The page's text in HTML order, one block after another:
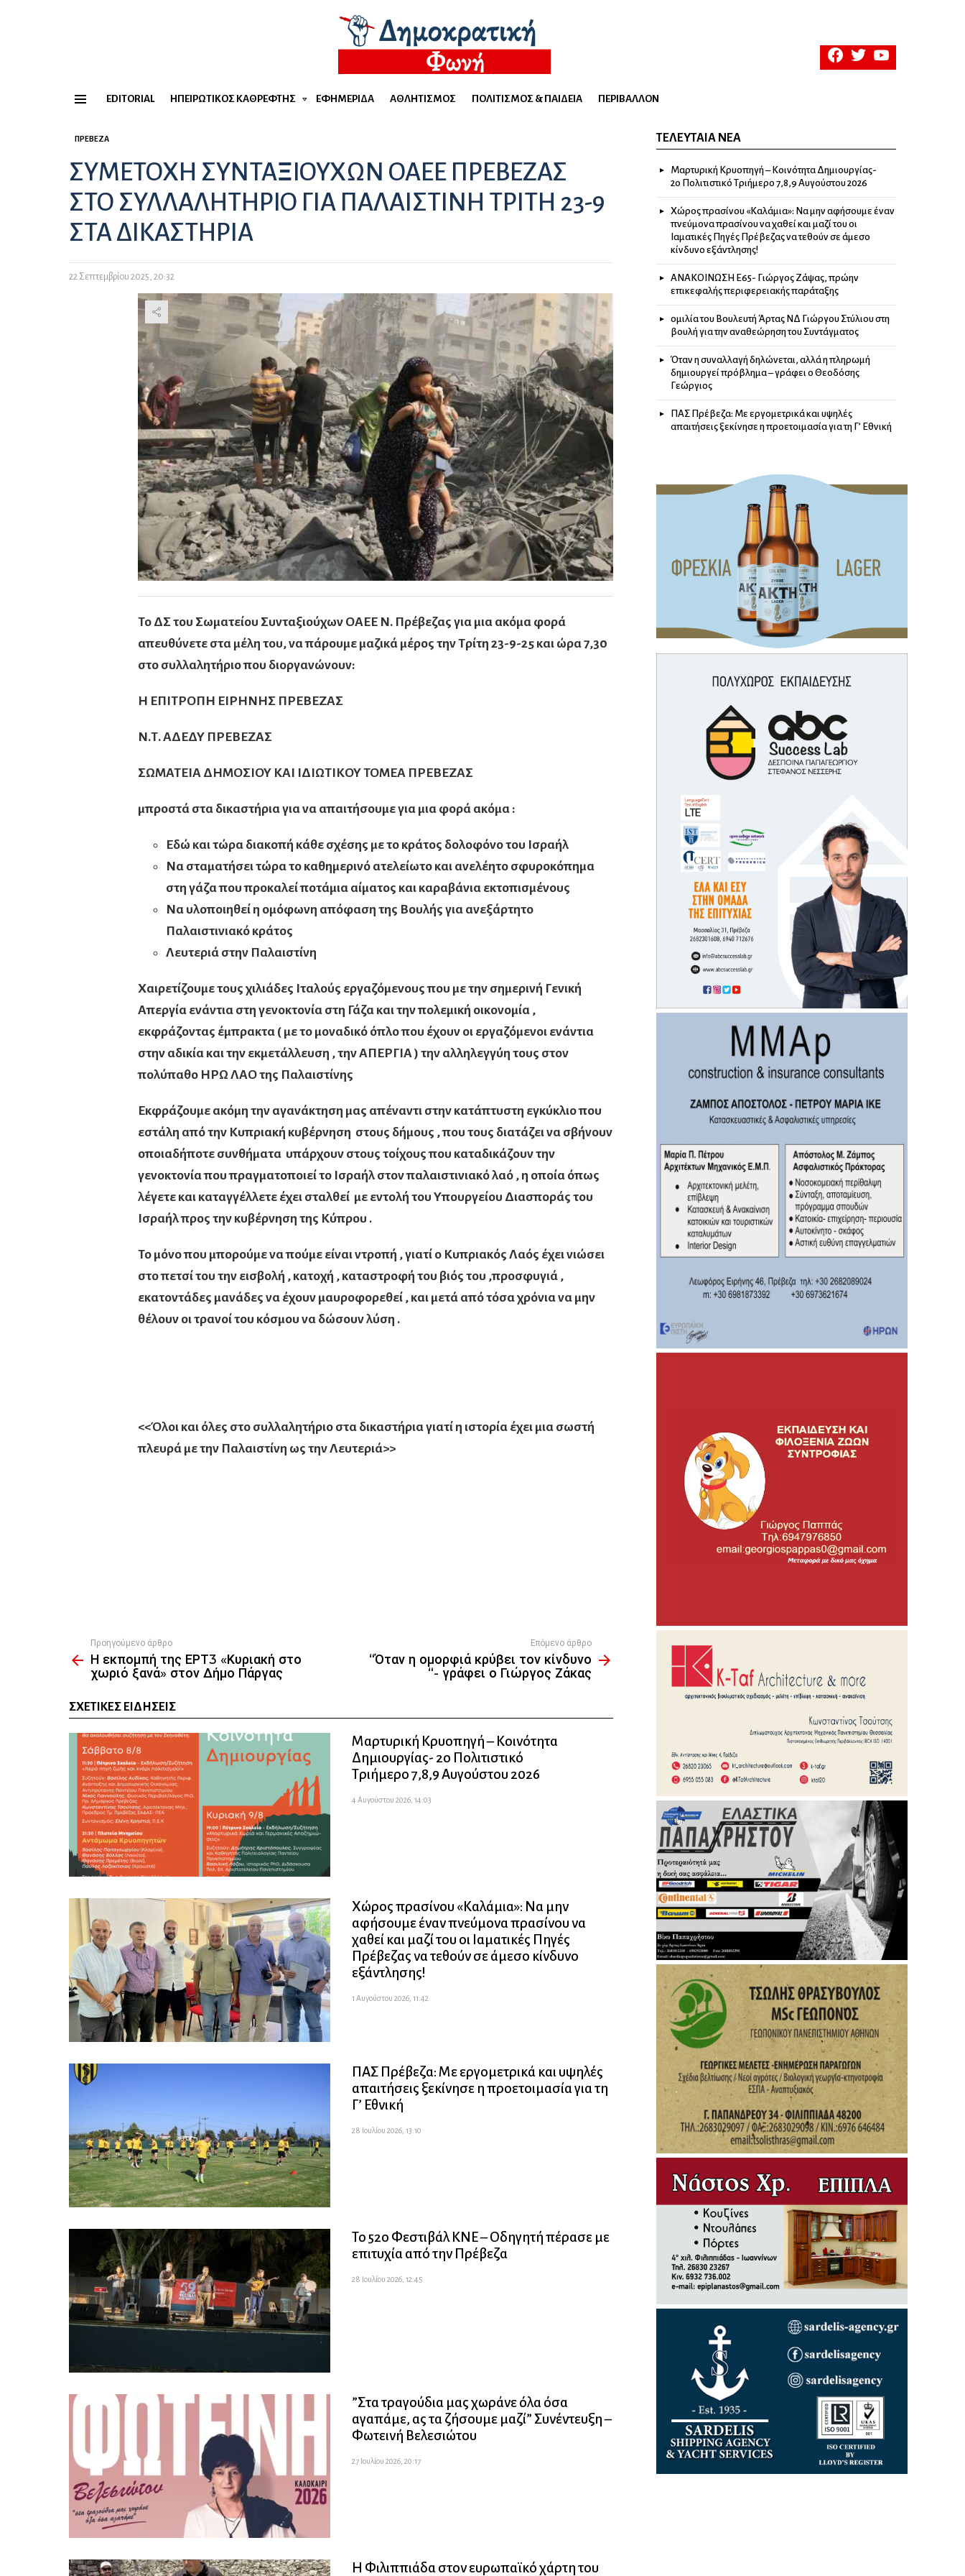
facebooktwitteryoutube
EDITORIAL ΗΠΕΙΡΏΤΙΚΟΣ ΚΑΘΡΈΦΤΗΣ ΕΦΗΜΕΡΊΔΑ ΑΘΛΗΤΙΣΜΌΣ ΠΟΛΙΤΙΣΜΌΣ & ΠΑΙΔΕΊΑ ΠΕΡΙΒΆΛΛΟΝ
ΠΡΈΒΕΖΑ
ΣΥΜΕΤΟΧΗ ΣΥΝΤΑΞΙΟΥΧΩΝ ΟΑΕΕ ΠΡΕΒΕΖΑΣ
ΣΤΟ ΣΥΛΛΑΛΗΤΗΡΙΟ ΓΙΑ ΠΑΛΑΙΣΤΙΝΗ ΤΡΙΤΗ 23-9
ΣΤΑ ΔΙΚΑΣΤΗΡΙΑ
22 Σεπτεμβρίου 2025, 20:32
Το ΔΣ του Σωματείου Συνταξιούχων ΟΑΕΕ Ν. Πρέβεζας για μια ακόμα φορά
απευθύνετε στα μέλη του, να πάρουμε μαζικά μέρος την Τρίτη 23-9-25 και ώρα 7,30
στο συλλαλητήριο που διοργανώνουν:
Η ΕΠΙΤΡΟΠΗ ΕΙΡΗΝΗΣ ΠΡΕΒΕΖΑΣ
Ν.Τ. ΑΔΕΔΥ ΠΡΕΒΕΖΑΣ
ΣΩΜΑΤΕΙΑ ΔΗΜΟΣΙΟΥ ΚΑΙ ΙΔΙΩΤΙΚΟΥ ΤΟΜΕΑ ΠΡΕΒΕΖΑΣ
μπροστά στα δικαστήρια για να απαιτήσουμε για μια φορά ακόμα :
Εδώ και τώρα διακοπή κάθε σχέσης με το κράτος δολοφόνο του Ισραήλ
Να σταματήσει τώρα το καθημερινό ατελείωτο και ανελέητο σφυροκόπημα
στη γάζα που προκαλεί ποτάμια αίματος και καραβάνια εκτοπισμένους
Να υλοποιηθεί η ομόφωνη απόφαση της Βουλής για ανεξάρτητο
Παλαιστινιακό κράτος
Λευτεριά στην Παλαιστίνη
Χαιρετίζουμε τους χιλιάδες Ιταλούς εργαζόμενους που με την σημερινή Γενική
Απεργία ενάντια στη γενοκτονία στη Γάζα και την πολεμική οικονομία ,
εκφράζοντας έμπρακτα ( με το μοναδικό όπλο που έχουν οι εργαζόμενοι ενάντια
στην αδικία και την εκμετάλλευση , την ΑΠΕΡΓΙΑ ) την αλληλεγγύη τους στον
πολύπαθο ΗΡΩ ΛΑΟ της Παλαιστίνης
Εκφράζουμε ακόμη την αγανάκτηση μας απέναντι στην κατάπτυστη εγκύκλιο που
εστάλη από την Κυπριακή κυβέρνηση στους δήμους , που τους διατάζει να σβήνουν
οποιαδήποτε συνθήματα υπάρχουν στους τοίχους που καταδικάζουν την
γενοκτονία που πραγματοποιεί το Ισραήλ στον παλαιστινιακό λαό , η οποία όπως
λέγετε και καταγγέλλετε έχει σταλθεί με εντολή του Υπουργείου Διασποράς του
Ισραήλ προς την κυβέρνηση της Κύπρου .
Το μόνο που μπορούμε να πούμε είναι ντροπή , γιατί ο Κυπριακός Λαός έχει νιώσει
στο πετσί του την εισβολή , κατοχή , καταστροφή του βιός του ,προσφυγιά ,
εκατοντάδες μανάδες να έχουν μαυροφορεθεί , και μετά από τόσα χρόνια να μην
θέλουν οι τρανοί του κόσμου να δώσουν λύση .
<<Όλοι και όλες στο συλλαλητήριο στα δικαστήρια γιατί η ιστορία έχει μια σωστή
πλευρά με την Παλαιστίνη ως την Λευτεριά>>
more
Προηγούμενο άρθρο
Η εκπομπή της ΕΡΤ3 «Κυριακή στο
χωριό ξανά» στον Δήμο Πάργας
Επόμενο άρθρο
“Όταν η ομορφιά κρύβει τον κίνδυνο
“- γράφει ο Γιώργος Ζάκας
ΣΧΕΤΙΚΈΣ ΕΙΔΉΣΕΙΣ
Μαρτυρική Κρυοπηγή – Κοινότητα
Δημιουργίας- 2ο Πολιτιστικό
Τριήμερο 7,8,9 Αυγούστου 2026
4 Αυγούστου 2026, 14:03
Χώρος πρασίνου «Καλάμια»: Να μην
αφήσουμε έναν πνεύμονα πρασίνου να
χαθεί και μαζί του οι Ιαματικές Πηγές
Πρέβεζας να τεθούν σε άμεσο κίνδυνο
εξάντλησης!
1 Αυγούστου 2026, 11:42
ΠΑΣ Πρέβεζα: Με εργομετρικά και υψηλές
απαιτήσεις ξεκίνησε η προετοιμασία για τη
Γ’ Εθνική
28 Ιουλίου 2026, 13:10
Το 52ο Φεστιβάλ ΚΝΕ – Οδηγητή πέρασε με
επιτυχία από την Πρέβεζα
28 Ιουλίου 2026, 12:45
”Στα τραγούδια μας χωράνε όλα όσα
αγαπάμε, ας τα ζήσουμε μαζί” Συνέντευξη –
Φωτεινή Βελεσιώτου
27 Ιουλίου 2026, 20:17
Η Φιλιππιάδα στον ευρωπαϊκό χάρτη του
ΤΕΛΕΥΤΑΊΑ ΝΈΑ
Μαρτυρική Κρυοπηγή – Κοινότητα Δημιουργίας-
2ο Πολιτιστικό Τριήμερο 7,8,9 Αυγούστου 2026
Χώρος πρασίνου «Καλάμια»: Να μην αφήσουμε έναν
πνεύμονα πρασίνου να χαθεί και μαζί του οι
Ιαματικές Πηγές Πρέβεζας να τεθούν σε άμεσο
κίνδυνο εξάντλησης!
ΑΝΑΚΟΙΝΩΣΗ Ε65- Γιώργος Ζάψας, πρώην
επικεφαλής περιφερειακής παράταξης
ομιλία του Βουλευτή Άρτας ΝΔ Γιώργου Στύλιου στη
βουλή για την αναθεώρηση του Συντάγματος
Όταν η συναλλαγή δηλώνεται, αλλά η πληρωμή
δημιουργεί πρόβλημα – γράφει ο Θεοδόσης
Γεώργιος
ΠΑΣ Πρέβεζα: Με εργομετρικά και υψηλές
απαιτήσεις ξεκίνησε η προετοιμασία για τη Γ’ Εθνική